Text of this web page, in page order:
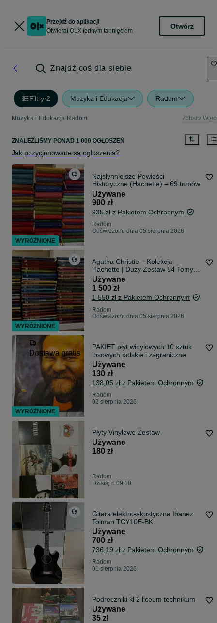
Przejdź do aplikacji
Otwieraj OLX jednym tapnięciem
Otwórz
Znajdź coś dla siebie
Filtry·2 Muzyka i Edukacja Radom
Muzyka i Edukacja Radom Zobacz
ZNALEŹLIŚMY PONAD 1 000 OGŁOSZEŃ
Jak pozycjonowane są ogłoszenia?
Najsłynniejsze Powieści
Historyczne (Hachette) – 69 tomów
Używane
900 zł
935 zł z Pakietem Ochronnym
Radom
Odświeżono dnia 05 sierpnia 2026
Agatha Christie – Kolekcja
Hachette | Duży Zestaw 84 Tomy |
Super Stan
Używane
1 500 zł
1 550 zł z Pakietem Ochronnym
Radom
Odświeżono dnia 05 sierpnia 2026
Dostawa gratis
PAKIET płyt winylowych 10 sztuk
losowych polskie i zagraniczne
Używane
130 zł
138,05 zł z Pakietem Ochronnym
Radom
02 sierpnia 2026
Płyty Vinylowe Zestaw
Używane
180 zł
Radom
Dzisiaj o 09:10
Gitara elektro-akustyczna Ibanez
Tolman TCY10E-BK
Używane
700 zł
736,19 zł z Pakietem Ochronnym
Radom
01 sierpnia 2026
Podreczniki kl 2 liceum technikum
Używane
35 zł
WYRÓŻNIONE
WYRÓŻNIONE
WYRÓŻNIONE